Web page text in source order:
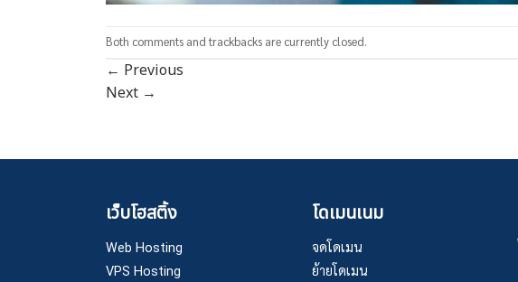
Both comments and trackbacks are currently closed.
← Previous
Next →
เว็บโฮสติ้ง
Web Hosting
VPS Hosting
โดเมนเนม
จดโดเมน
ย้ายโดเมน